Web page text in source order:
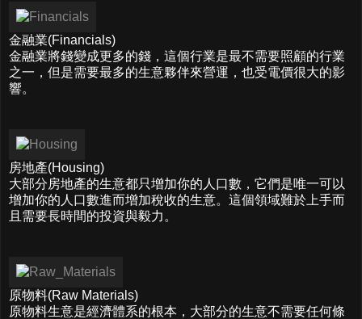
金融業(Financials)
金融業將錢變成更多的錢，這個行業是最不需要照顧的行業
之一，但是需要最多的生意夥伴來營運，也受電價很大的影
響。
房地產(Housing)
大部分房地產的生意都只增加你的人口數，它們是唯一可以
增加你的人口數進而增加稅收的生意。這個領域難於上手而
且需要長時間的投資與毅力。
原物料(Raw Materials)
原物料生意是經濟體系的根本，大部分的生意不需要任何條